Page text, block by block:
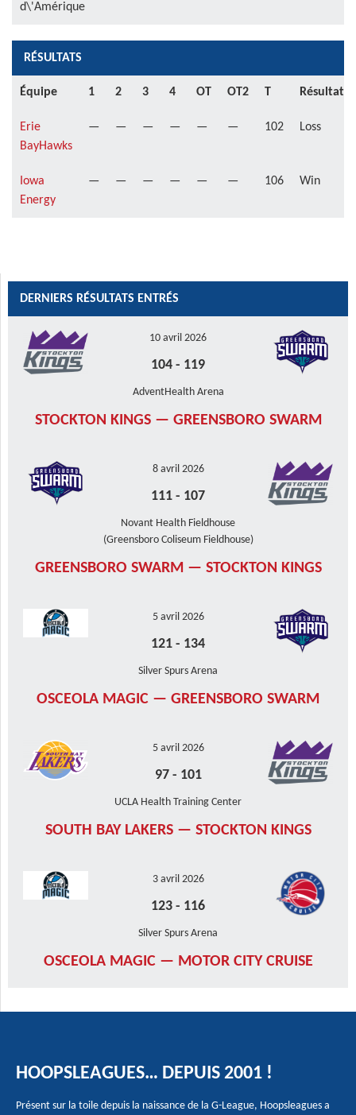
d\'Amérique
RÉSULTATS
Équipe 1 2 3 4 OT OT2 T Résultat
Erie
BayHawks
— — — — — — 102 Loss
Iowa
Energy
— — — — — — 106 Win
DERNIERS RÉSULTATS ENTRÉS
10 avril 2026
104 - 119
AdventHealth Arena
STOCKTON KINGS — GREENSBORO SWARM
8 avril 2026
111 - 107
Novant Health Fieldhouse
(Greensboro Coliseum Fieldhouse)
GREENSBORO SWARM — STOCKTON KINGS
5 avril 2026
121 - 134
Silver Spurs Arena
OSCEOLA MAGIC — GREENSBORO SWARM
5 avril 2026
97- 101
UCLA Health Training Center
SOUTH BAY LAKERS — STOCKTON KINGS
3 avril 2026
123 - 116
Silver Spurs Arena
OSCEOLA MAGIC — MOTOR CITY CRUISE
HOOPSLEAGUES… DEPUIS 2001 !
Présent sur la toile depuis la naissance de la G-League, Hoopsleagues a